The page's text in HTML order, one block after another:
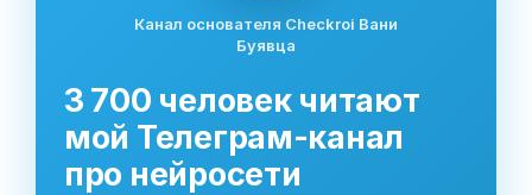
Канал основателя Checkroi Вани
Буявца
3 700 человек читают
мой Телеграм-канал
про нейросети